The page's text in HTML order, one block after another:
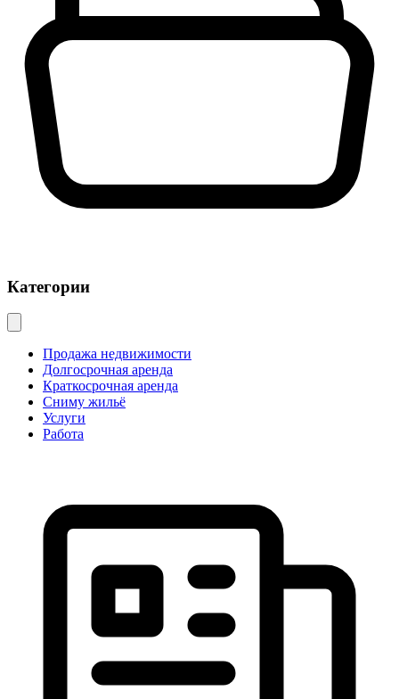
Категории
Продажа недвижимости
Долгосрочная аренда
Краткосрочная аренда
Сниму жильё
Услуги
Работа